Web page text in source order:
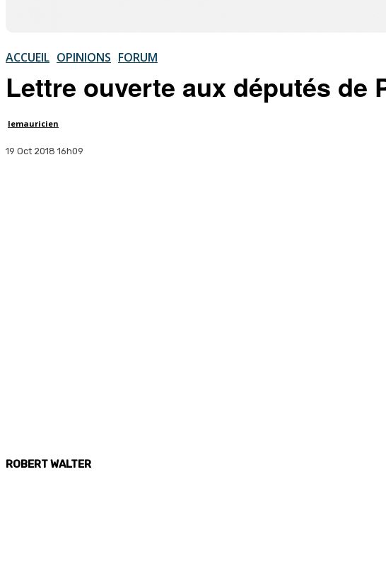
ACCUEIL OPINIONS FORUM
Lettre ouverte aux députés de
lemauricien
19 Oct 2018 16h09
ROBERT WALTER